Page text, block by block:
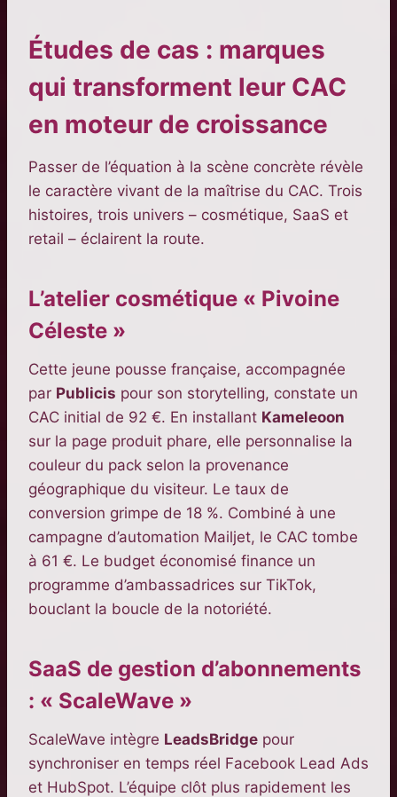
Études de cas : marques
qui transforment leur CAC
en moteur de croissance
Passer de l’équation à la scène concrète révèle
le caractère vivant de la maîtrise du CAC. Trois
histoires, trois univers – cosmétique, SaaS et
retail – éclairent la route.
L’atelier cosmétique « Pivoine
Céleste »
Cette jeune pousse française, accompagnée
par Publicis pour son storytelling, constate un
CAC initial de 92 €. En installant Kameleoon
sur la page produit phare, elle personnalise la
couleur du pack selon la provenance
géographique du visiteur. Le taux de
conversion grimpe de 18 %. Combiné à une
campagne d’automation Mailjet, le CAC tombe
à 61 €. Le budget économisé finance un
programme d’ambassadrices sur TikTok,
bouclant la boucle de la notoriété.
SaaS de gestion d’abonnements
: « ScaleWave »
ScaleWave intègre LeadsBridge pour
synchroniser en temps réel Facebook Lead Ads
et HubSpot. L’équipe clôt plus rapidement les